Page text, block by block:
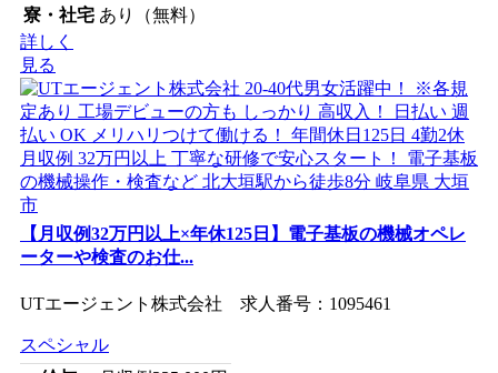
寮・社宅 あり（無料）
詳しく
見る
【月収例32万円以上×年休125日】電子基板の機械オペレ
ーターや検査のお仕...
UTエージェント株式会社 求人番号：1095461
スペシャル